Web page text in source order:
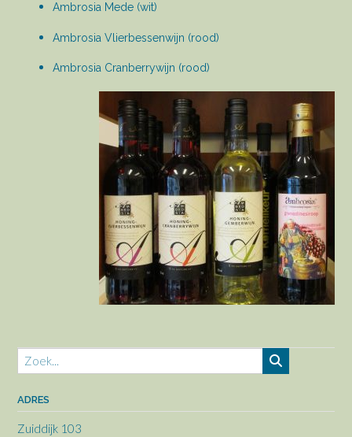
Ambrosia Mede (wit)
Ambrosia Vlierbessenwijn (rood)
Ambrosia Cranberrywijn (rood)
ADRES
Zuiddijk 103